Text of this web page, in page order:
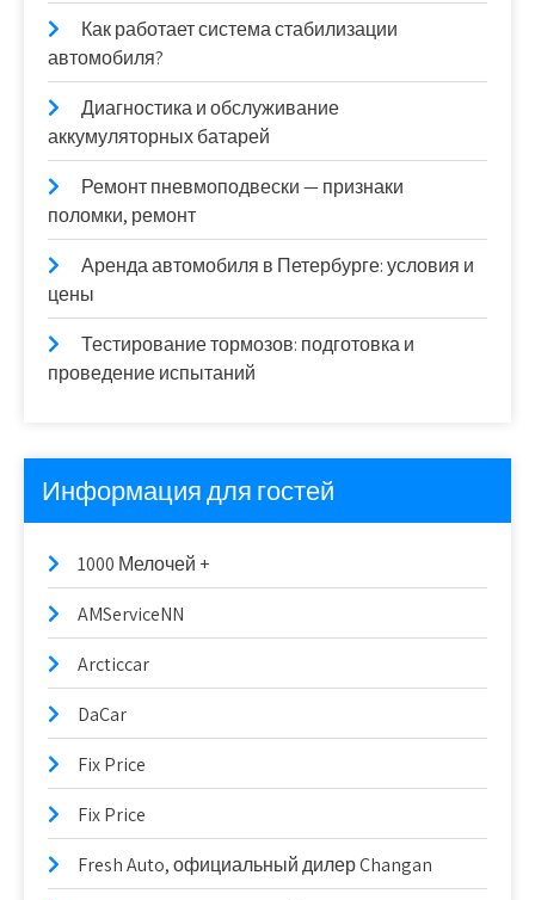
Как работает система стабилизации
автомобиля?
Диагностика и обслуживание
аккумуляторных батарей
Ремонт пневмоподвески — признаки
поломки, ремонт
Аренда автомобиля в Петербурге: условия и
цены
Тестирование тормозов: подготовка и
проведение испытаний
Информация для гостей
1000 Мелочей +
AMServiceNN
Arcticcar
DaCar
Fix Price
Fix Price
Fresh Auto, официальный дилер Changan